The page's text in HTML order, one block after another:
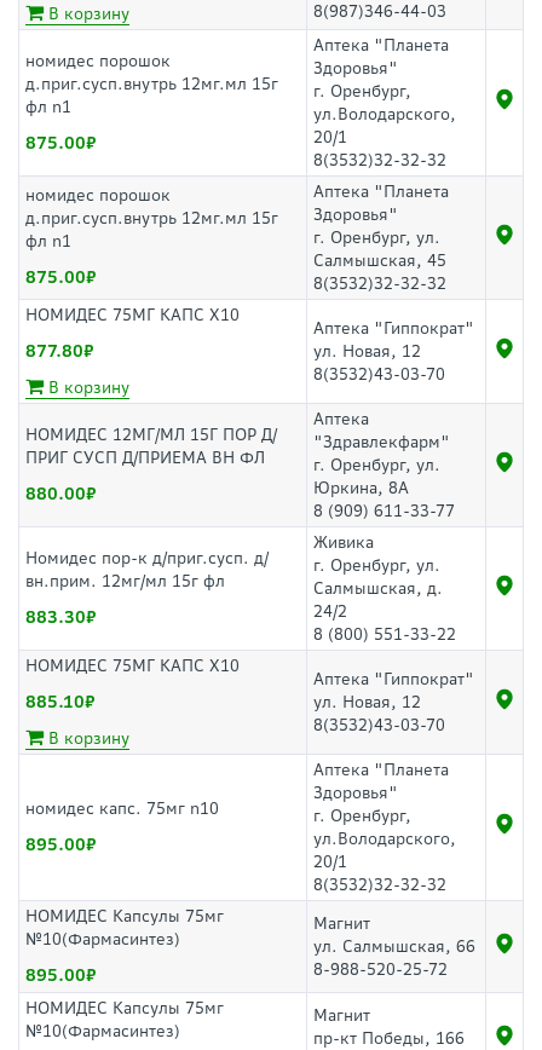
В корзину
8(987)346-44-03
номидес порошок
д.приг.сусп.внутрь 12мг.мл 15г
фл n1
875.00
Аптека "Планета
Здоровья"
г. Оренбург,
ул.Володарского,
20/1
8(3532)32-32-32
номидес порошок
д.приг.сусп.внутрь 12мг.мл 15г
фл n1
875.00
Аптека "Планета
Здоровья"
г. Оренбург, ул.
Салмышская, 45
8(3532)32-32-32
НОМИДЕС 75МГ КАПС Х10
877.80
В корзину
Аптека "Гиппократ"
ул. Новая, 12
8(3532)43-03-70
НОМИДЕС 12МГ/МЛ 15Г ПОР Д/
ПРИГ СУСП Д/ПРИЕМА ВН ФЛ
880.00
Аптека
"Здравлекфарм"
г. Оренбург, ул.
Юркина, 8А
8 (909) 611-33-77
Номидес пор-к д/приг.сусп. д/
вн.прим. 12мг/мл 15г фл
883.30
Живика
г. Оренбург, ул.
Салмышская, д.
24/2
8 (800) 551-33-22
НОМИДЕС 75МГ КАПС Х10
885.10
В корзину
Аптека "Гиппократ"
ул. Новая, 12
8(3532)43-03-70
номидес капс. 75мг n10
895.00
Аптека "Планета
Здоровья"
г. Оренбург,
ул.Володарского,
20/1
8(3532)32-32-32
НОМИДЕС Капсулы 75мг
№10(Фармасинтез)
895.00
Магнит
ул. Салмышская, 66
8-988-520-25-72
НОМИДЕС Капсулы 75мг
№10(Фармасинтез)
Магнит
пр-кт Победы, 166